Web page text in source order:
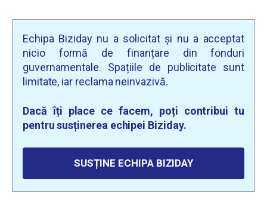
Echipa Biziday nu a solicitat și nu a acceptat
nicio formă de finanțare din fonduri
guvernamentale. Spațiile de publicitate sunt
limitate, iar reclama neinvazivă.
Dacă îți place ce facem, poți contribui tu
pentru susținerea echipei Biziday.
SUSȚINE ECHIPA BIZIDAY